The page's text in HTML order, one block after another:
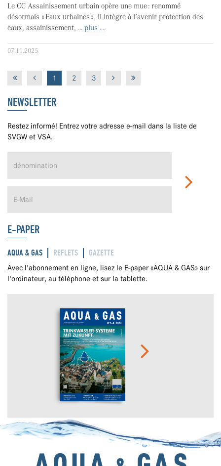
Le CC Assainissement urbain opère une mue : renommé
désormais « Eaux urbaines », il intègre à l’avenir protection des
eaux, assainissement, ... plus ....
07.11.2025
1 2 3
NEWSLETTER
Restez informé! Entrez votre adresse e-mail dans la liste de
SVGW et VSA.
E-PAPER
AQUA & GAS REFLETS GAZETTE
Avec l'abonnement en ligne, lisez le E-paper «AQUA & GAS» sur
l'ordinateur, au téléphone et sur la tablette.